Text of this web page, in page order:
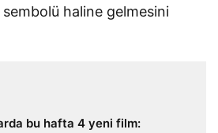
haline gelmesini
bu hafta 4 yeni film: